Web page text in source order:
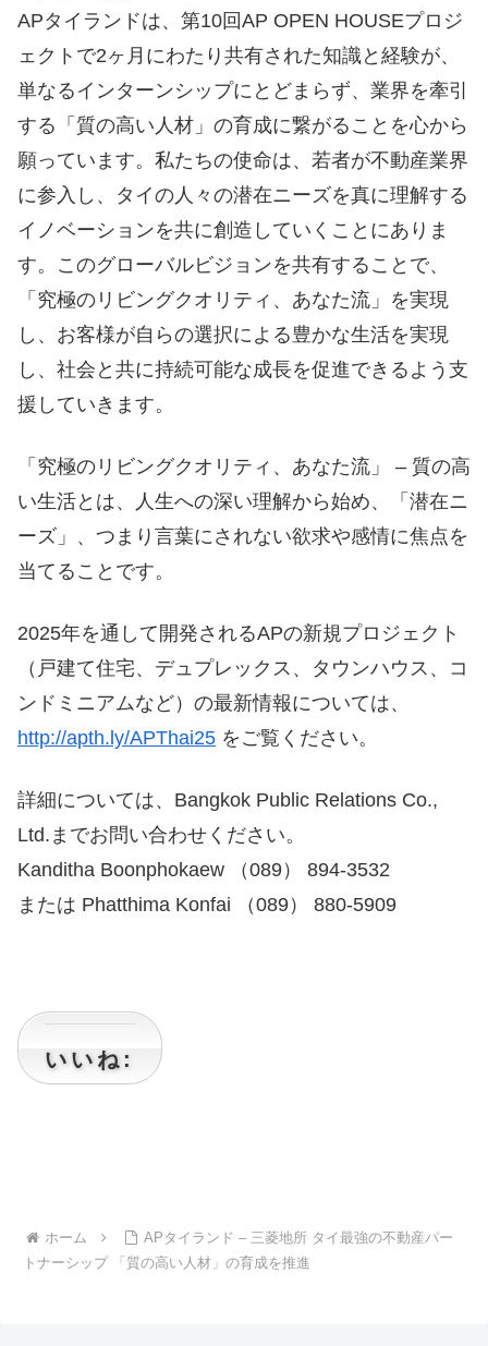
APタイランドは、第10回AP OPEN HOUSEプロジ
ェクトで2ヶ月にわたり共有された知識と経験が、
単なるインターンシップにとどまらず、業界を牽引
する「質の高い人材」の育成に繋がることを心から
願っています。私たちの使命は、若者が不動産業界
に参入し、タイの人々の潜在ニーズを真に理解する
イノベーションを共に創造していくことにありま
す。このグローバルビジョンを共有することで、
「究極のリビングクオリティ、あなた流」を実現
し、お客様が自らの選択による豊かな生活を実現
し、社会と共に持続可能な成長を促進できるよう支
援していきます。
「究極のリビングクオリティ、あなた流」 – 質の高
い生活とは、人生への深い理解から始め、「潜在ニ
ーズ」、つまり言葉にされない欲求や感情に焦点を
当てることです。
2025年を通して開発されるAPの新規プロジェクト
（戸建て住宅、デュプレックス、タウンハウス、コ
ンドミニアムなど）の最新情報については、
http://apth.ly/APThai25 をご覧ください。
詳細については、Bangkok Public Relations Co.,
Ltd.までお問い合わせください。
Kanditha Boonphokaew （089） 894-3532
または Phatthima Konfai （089） 880-5909
いいね:
ホーム
APタイランド – 三菱地所 タイ最強の不動産パー
トナーシップ 「質の高い人材」の育成を推進